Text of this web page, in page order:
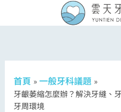
內
首頁 一般牙科議題
牙齦萎縮怎麼辦？解決牙縫、
牙周環境